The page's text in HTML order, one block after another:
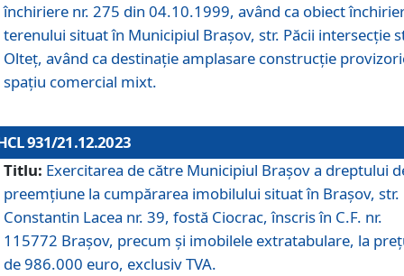
închiriere nr. 275 din 04.10.1999, având ca obiect
terenului situat în Municipiul Brașov, str. Păcii intersecție
Olteț, având ca destinație amplasare construcție
spațiu comercial mixt.
931/21.12.2023
Titlu: Exercitarea de către Municipiul Brașov a dreptului
preemțiune la cumpărarea imobilului situat în Brașov, str.
Constantin Lacea nr. 39, fostă Ciocrac, înscris în C.F. nr.
115772 Brașov, precum și imobilele extratabulare, la
de 986.000 euro, exclusiv TVA.